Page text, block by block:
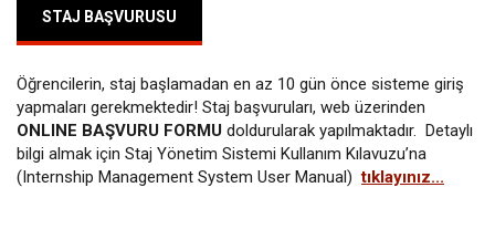
STAJ BAŞVURUSU
Öğrencilerin, staj başlamadan en az 10 gün önce sisteme giriş
yapmaları gerekmektedir! Staj başvuruları, web üzerinden
ONLINE BAŞVURU FORMU doldurularak yapılmaktadır. Detaylı
bilgi almak için Staj Yönetim Sistemi Kullanım Kılavuzu’na
(Internship Management System User Manual)tıklayınız...